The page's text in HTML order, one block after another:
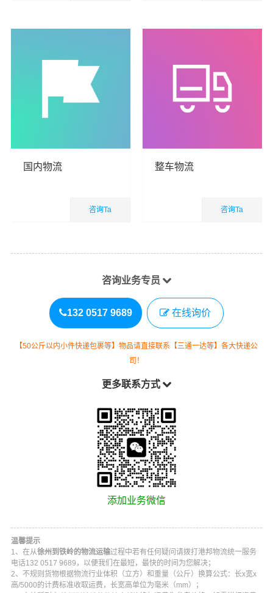
国内物流
咨询Ta
整车物流
咨询Ta
咨询业务专员
132 0517 9689 在线询价
【50公斤以内小件快递包裹等】物品请直接联系【三通一达等】各大快递公
司！
更多联系方式
添加业务微信
温馨提示
1、在从徐州到铁岭的物流运输过程中若有任何疑问请拨打 港邦物流统一服务
电话132 0517 9689 ，以便我们在最短，最快的时间为您解决；
2、不规则货物根据物流行业体积（立方）和重量（公斤）换算公式：长x宽x
高/5000的计费标准收取运费，长宽高单位为毫米（mm）；